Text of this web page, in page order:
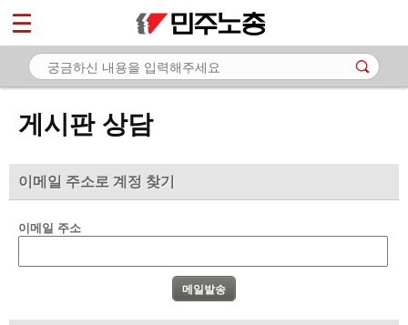
게시판 상담
이메일 주소로 계정 찾기
이메일 주소
마이페이지
소개
노동상담
- 게시판 상담
- 바로보기
- 찾아보기